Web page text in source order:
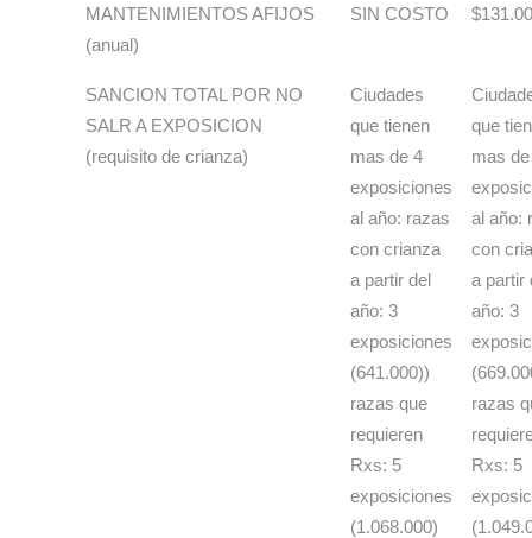
MANTENIMIENTOS AFIJOS
(anual)
SIN COSTO
SANCION TOTAL POR NO
SALR A EXPOSICION
(requisito de crianza)
Ciudades
que tienen
mas de 4
exposiciones
al año: razas
con crianza
a partir del
año: 3
exposiciones
(641.000))
razas que
requieren
Rxs: 5
exposiciones
(1.068.000)
que
mas
al año:
con
a partir
año: 3
razas
Rxs: 5